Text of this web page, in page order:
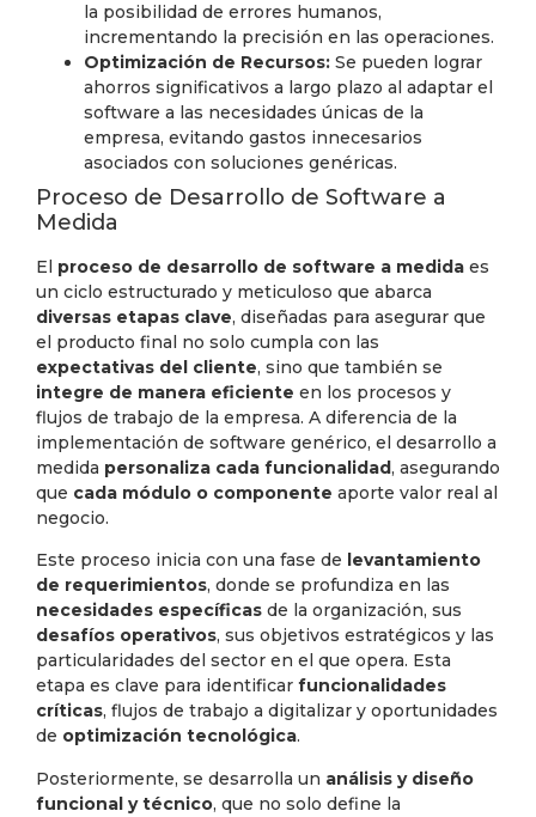
la posibilidad de errores humanos,
incrementando la precisión en las operaciones.
Optimización de Recursos: Se pueden lograr
ahorros significativos a largo plazo al adaptar el
software a las necesidades únicas de la
empresa, evitando gastos innecesarios
asociados con soluciones genéricas.
Proceso de Desarrollo de Software a
Medida
El proceso de desarrollo de software a medida es
un ciclo estructurado y meticuloso que abarca
diversas etapas clave, diseñadas para asegurar que
el producto final no solo cumpla con las
expectativas del cliente, sino que también se
integre de manera eficiente en los procesos y
flujos de trabajo de la empresa. A diferencia de la
implementación de software genérico, el desarrollo a
medida personaliza cada funcionalidad, asegurando
que cada módulo o componente aporte valor real al
negocio.
Este proceso inicia con una fase de levantamiento
de requerimientos, donde se profundiza en las
necesidades específicas de la organización, sus
desafíos operativos, sus objetivos estratégicos y las
particularidades del sector en el que opera. Esta
etapa es clave para identificar funcionalidades
críticas, flujos de trabajo a digitalizar y oportunidades
de optimización tecnológica.
Posteriormente, se desarrolla un análisis y diseño
funcional y técnico, que no solo define la